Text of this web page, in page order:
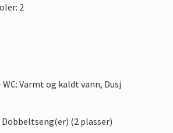
2
WC: Varmt og kaldt vann, Dusj
Dobbeltseng(er) (2 plasser)